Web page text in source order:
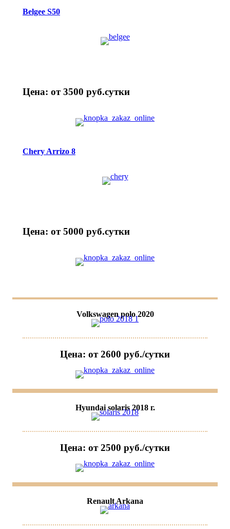
Belgee S50
Цена: от 3500 руб.cутки
Chery Arrizo 8
Цена: от 5000 руб.cутки
Volkswagen polo 2020
Цена: от 2600 руб./сутки
Hyundai solaris 2018 г.
Цена: от 2500 руб./сутки
Renault Arkana